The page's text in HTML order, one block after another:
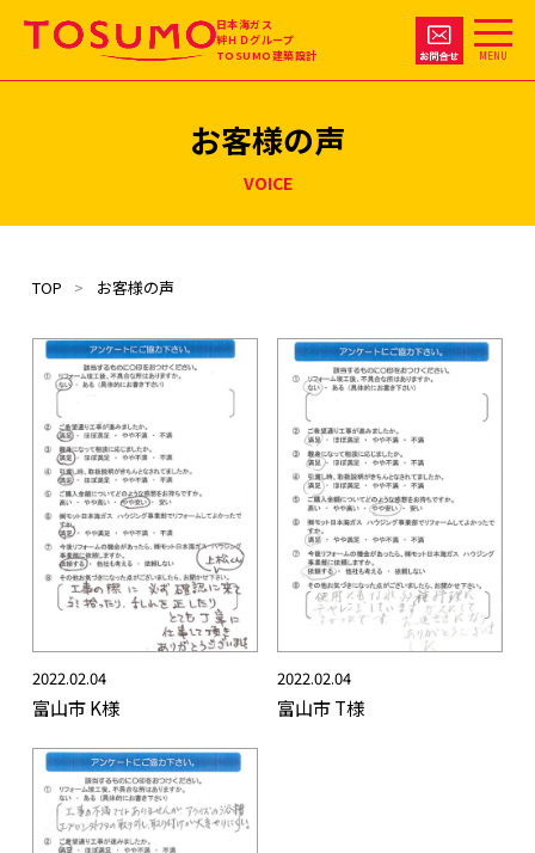
日本海ガス
絆ＨＤグループ
TOSUMO建築設計
お客様の声
VOICE
TOP お客様の声
2022.02.04
富山市 K様
2022.02.04
富山市 T様
MENU